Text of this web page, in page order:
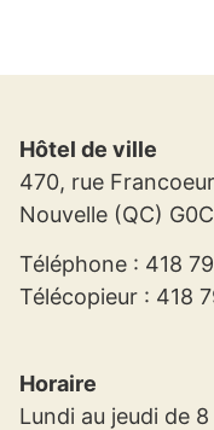
Hôtel de ville
470, rue
Nouvelle (QC)
Téléphone : 418
Télécopieur : 418
Horaire
Lundi au jeudi de 8